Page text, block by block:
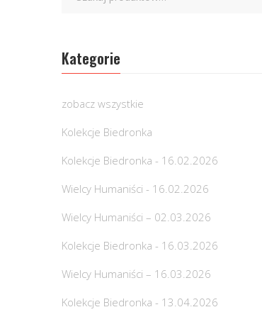
Kategorie
zobacz wszystkie
Kolekcje Biedronka
Kolekcje Biedronka - 16.02.2026
Wielcy Humaniści - 16.02.2026
Wielcy Humaniści – 02.03.2026
Kolekcje Biedronka - 16.03.2026
Wielcy Humaniści – 16.03.2026
Kolekcje Biedronka - 13.04.2026